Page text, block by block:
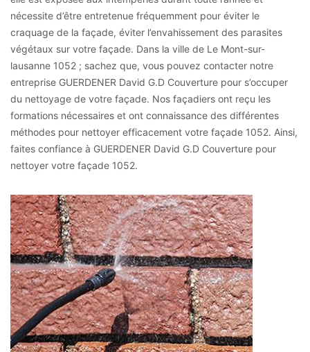
nécessite d’être entretenue fréquemment pour éviter le
craquage de la façade, éviter l’envahissement des parasites
végétaux sur votre façade. Dans la ville de Le Mont-sur-
lausanne 1052 ; sachez que, vous pouvez contacter notre
entreprise GUERDENER David G.D Couverture pour s’occuper
du nettoyage de votre façade. Nos façadiers ont reçu les
formations nécessaires et ont connaissance des différentes
méthodes pour nettoyer efficacement votre façade 1052. Ainsi,
faites confiance à GUERDENER David G.D Couverture pour
nettoyer votre façade 1052.